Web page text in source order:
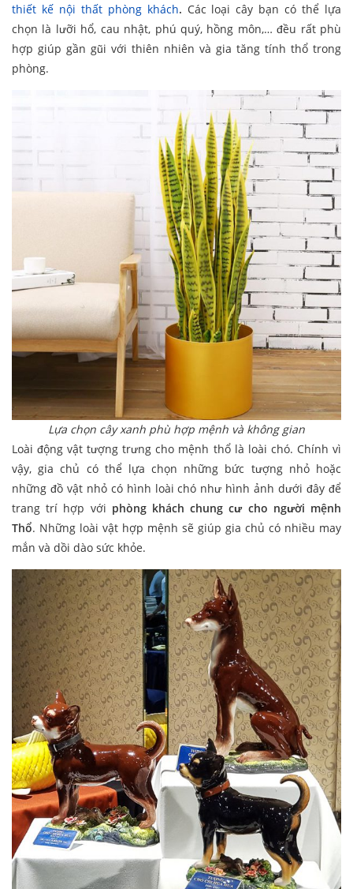
thiết kế nội thất phòng khách. Các loại cây bạn có thể lựa
chọn là lưỡi hổ, cau nhật, phú quý, hồng môn,… đều rất phù
hợp giúp gần gũi với thiên nhiên và gia tăng tính thổ trong
phòng.
Lựa chọn cây xanh phù hợp mệnh và không gian
Loài động vật tượng trưng cho mệnh thổ là loài chó. Chính vì
vậy, gia chủ có thể lựa chọn những bức tượng nhỏ hoặc
những đồ vật nhỏ có hình loài chó như hình ảnh dưới đây để
trang trí hợp với phòng khách chung cư cho người mệnh
Thổ. Những loài vật hợp mệnh sẽ giúp gia chủ có nhiều may
mắn và dồi dào sức khỏe.